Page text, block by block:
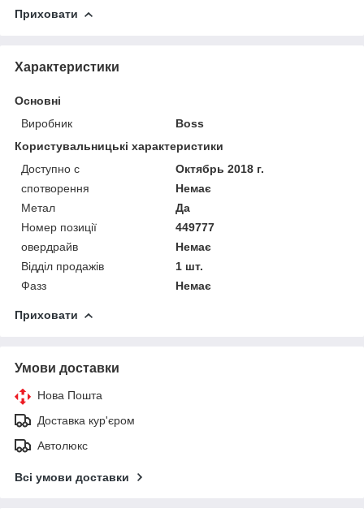
Приховати
Характеристики
Основні
Виробник
Boss
Користувальницькі характеристики
Доступно с
Октябрь 2018 г.
спотворення
Немає
Метал
Да
Номер позиції
449777
овердрайв
Немає
Відділ продажів
1 шт.
Фазз
Немає
Приховати
Умови доставки
Нова Пошта
Доставка кур'єром
Автолюкс
Всі умови доставки